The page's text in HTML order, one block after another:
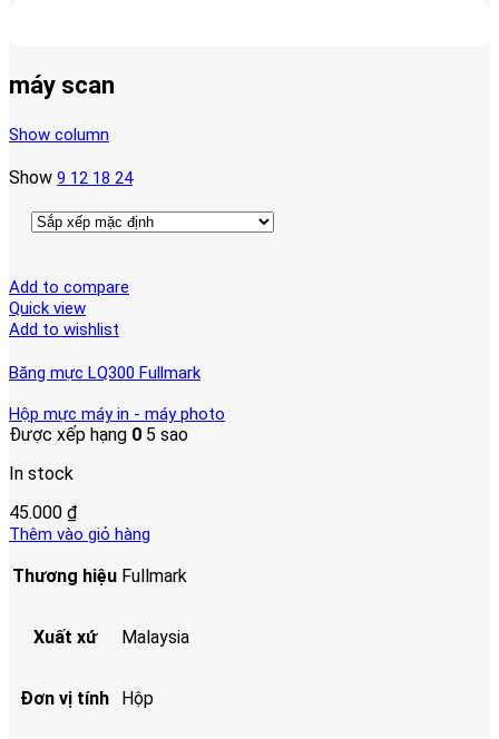
máy scan
Show column
Show 9 12 18 24
Add to compare
Quick view
Add to wishlist
Băng mực LQ300 Fullmark
Hộp mực máy in - máy photo
Được xếp hạng 0 5 sao
In stock
45.000 ₫
Thêm vào giỏ hàng
Thương hiệu Fullmark
Xuất xứ Malaysia
Đơn vị tính Hộp